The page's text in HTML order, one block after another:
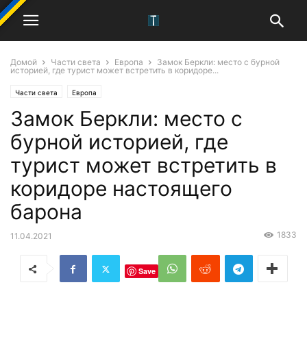
Домой Части света Европа
Замок Беркли: место с бурной
историей, где турист может встретить в коридоре...
Части света Европа
Замок Беркли: место с
бурной историей, где
турист может встретить в
коридоре настоящего
барона
11.04.2021 1833
Save